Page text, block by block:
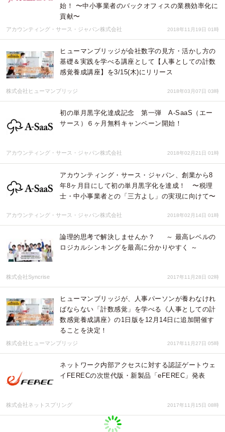
始！ 〜中小事業者のバックオフィスの業務効率化に
貢献〜
アカウンティング・サース・ジャパン株式会社 2018年11月19日 01時
ヒューマンブリッジが会社数字の見方・活かし方の
基礎＆実践を学べる講座として【人事としての計数
感覚養成講座】を3/15(木)にリリース
株式会社ヒューマンブリッジ 2018年03月07日 03時
初の単月黒字化達成記念 第一弾 A-SaaS（エー
サース）６ヶ月無料キャンペーン開始！
アカウンティング・サース・ジャパン株式会社 2018年02月21日 01時
アカウンティング・サース・ジャパン、創業から8
年8ヶ月目にして初の単月黒字化を達成！ 〜税理
士・中小事業者との「三方よし」の実現に向けて〜
アカウンティング・サース・ジャパン株式会社 2018年02月14日 01時
論理的思考で解決しませんか？ ～ 最高レベルの
ロジカルシンキングを最高に分かりやすく ～
株式会社Syncrise 2017年11月28日 02時
ヒューマンブリッジが、人事パーソンが養わなけれ
ばならない「計数感覚」を学べる《人事としての計
数感覚養成講座》の1日版を12月14日に追加開催す
ることを決定！
株式会社ヒューマンブリッジ 2017年11月27日 05時
ネットワーク内部アクセスに対する認証ゲートウェ
イFERECの次世代版・新製品「eFEREC」発表
株式会社ネットスプリング 2017年11月15日 08時